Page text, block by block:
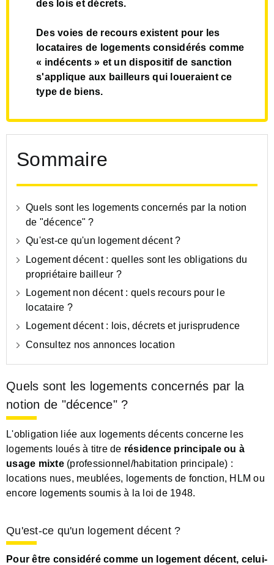
des lois et décrets.
Des voies de recours existent pour les
locataires de logements considérés comme
« indécents » et un dispositif de sanction
s'applique aux bailleurs qui loueraient ce
type de biens.
Sommaire
Quels sont les logements concernés par la notion
de "décence" ?
Qu'est-ce qu'un logement décent ?
Logement décent : quelles sont les obligations du
propriétaire bailleur ?
Logement non décent : quels recours pour le
locataire ?
Logement décent : lois, décrets et jurisprudence
Consultez nos annonces location
Quels sont les logements concernés par la
notion de "décence" ?
L'obligation liée aux logements décents concerne les
logements loués à titre de résidence principale ou à
usage mixte(professionnel/habitation principale) :
locations nues, meublées, logements de fonction, HLM ou
encore logements soumis à la loi de 1948.
Qu'est-ce qu'un logement décent ?
Pour être considéré comme un logement décent, celui-